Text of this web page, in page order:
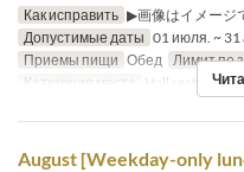
Как исправить ▶画像はイメージ
Допустимые даты 01 июля. ~ 31
Приемы пищи Обед Лимит по
Категория места
Hall seats
August [Weekday-only